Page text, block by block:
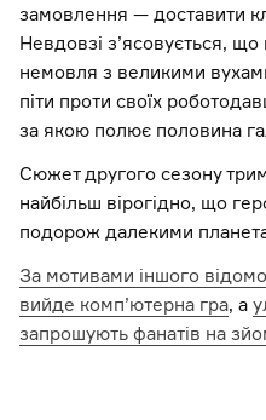
замовлення — доставити
Невдовзі з’ясовується,
немовля з великими
піти проти своїх
за якою полює половина
Сюжет другого сезону
найбільш вірогідно, що
подорож далекими
За мотивами іншого
вийде комп’ютерна гра, а
запрошують фанатів на